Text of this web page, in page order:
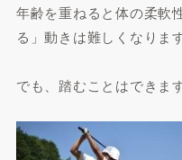
年齢を重ねると体の柔軟
る」動きは難しくなります
でも、踏むことはできます